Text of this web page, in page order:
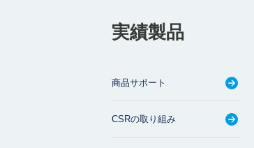
実績製品
商品サポート
CSRの取り組み